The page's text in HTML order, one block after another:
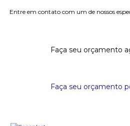
Entre em contato com um de nossos
Faça seu orçamento
Faça seu orçamento